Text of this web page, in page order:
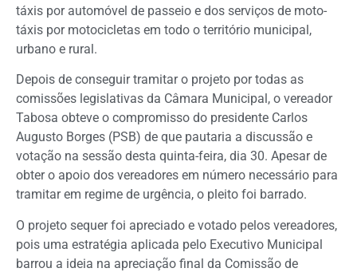
táxis por automóvel de passeio e dos serviços de moto-
táxis por motocicletas em todo o território municipal,
urbano e rural.
Depois de conseguir tramitar o projeto por todas as
comissões legislativas da Câmara Municipal, o vereador
Tabosa obteve o compromisso do presidente Carlos
Augusto Borges (PSB) de que pautaria a discussão e
votação na sessão desta quinta-feira, dia 30. Apesar de
obter o apoio dos vereadores em número necessário para
tramitar em regime de urgência, o pleito foi barrado.
O projeto sequer foi apreciado e votado pelos vereadores,
pois uma estratégia aplicada pelo Executivo Municipal
barrou a ideia na apreciação final da Comissão de